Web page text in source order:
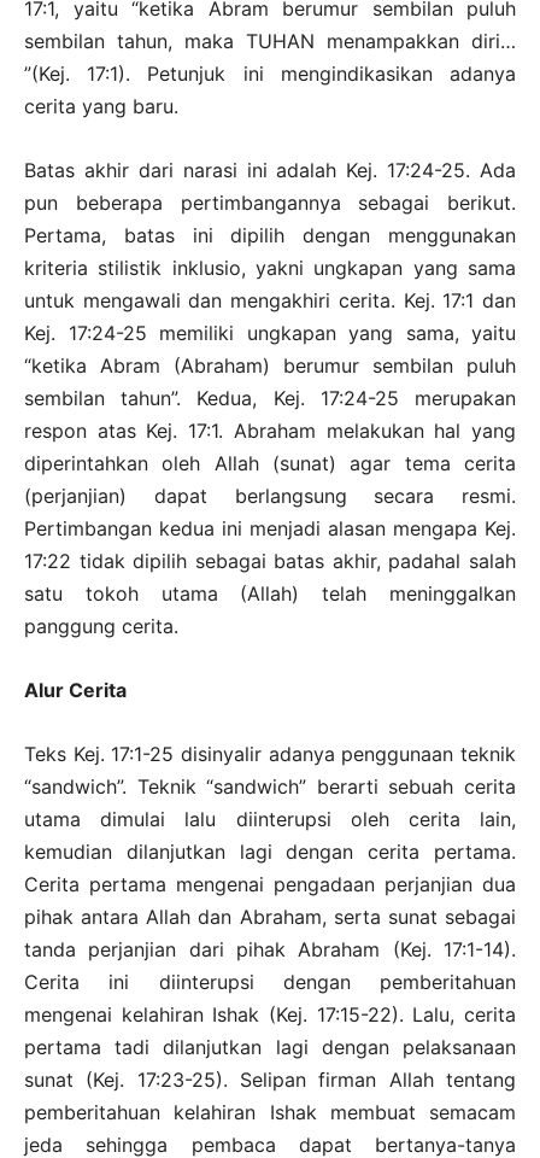
17:1, yaitu “ketika Abram berumur sembilan puluh
sembilan tahun, maka TUHAN menampakkan diri…
”(Kej. 17:1). Petunjuk ini mengindikasikan adanya
cerita yang baru.
Batas akhir dari narasi ini adalah Kej. 17:24-25. Ada
pun beberapa pertimbangannya sebagai berikut.
Pertama, batas ini dipilih dengan menggunakan
kriteria stilistik inklusio, yakni ungkapan yang sama
untuk mengawali dan mengakhiri cerita. Kej. 17:1 dan
Kej. 17:24-25 memiliki ungkapan yang sama, yaitu
“ketika Abram (Abraham) berumur sembilan puluh
sembilan tahun”. Kedua, Kej. 17:24-25 merupakan
respon atas Kej. 17:1. Abraham melakukan hal yang
diperintahkan oleh Allah (sunat) agar tema cerita
(perjanjian) dapat berlangsung secara resmi.
Pertimbangan kedua ini menjadi alasan mengapa Kej.
17:22 tidak dipilih sebagai batas akhir, padahal salah
satu tokoh utama (Allah) telah meninggalkan
panggung cerita.
Alur Cerita
Teks Kej. 17:1-25 disinyalir adanya penggunaan teknik
“sandwich”. Teknik “sandwich” berarti sebuah cerita
utama dimulai lalu diinterupsi oleh cerita lain,
kemudian dilanjutkan lagi dengan cerita pertama.
Cerita pertama mengenai pengadaan perjanjian dua
pihak antara Allah dan Abraham, serta sunat sebagai
tanda perjanjian dari pihak Abraham (Kej. 17:1-14).
Cerita ini diinterupsi dengan pemberitahuan
mengenai kelahiran Ishak (Kej. 17:15-22). Lalu, cerita
pertama tadi dilanjutkan lagi dengan pelaksanaan
sunat (Kej. 17:23-25). Selipan firman Allah tentang
pemberitahuan kelahiran Ishak membuat semacam
jeda sehingga pembaca dapat bertanya-tanya